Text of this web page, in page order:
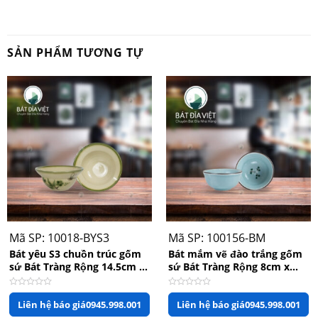
Thông số kĩ thuật sản phẩm
Tên
Bát mắm men
nâu gốm sứ Bát
Tràng
Chiều
cao
4.5 cm
Mã số 1001771-BM
Đường
kính
10 cm
Chất
liệu
Gốm sứ cao cấp
Quy
chuẩn kỹ
thuật
Đạt tiêu chuẩn
chất lượng
QCVN12-
4:2015/BYT
Màu
sắc
Đen, nâu In logo Theo yêu cầu
Họa
tiết
Trơn Đặc tính
An toàn cho sức
khỏe, thân thiện
SẢN PHẨM TƯƠNG TỰ
Mã SP: 10018-BYS3
Bát yêu S3 chuồn trúc gốm
sứ Bát Tràng Rộng 14.5cm x
Cao 5cm
Được
xếp
hạng
Liên hệ báo giá0945.998.001
Mã SP: 100156-BM
Bát mắm vẽ đào trắng gốm
sứ Bát Tràng Rộng 8cm x
Cao 3.5cm
Được
xếp
hạng
Liên hệ báo giá0945.998.001